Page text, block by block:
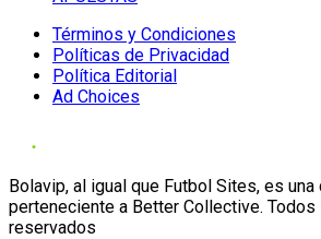
Términos y Condiciones
Políticas de Privacidad
Política Editorial
Ad Choices
Bolavip, al igual que Futbol Sites, es una
perteneciente a Better Collective.
reservados